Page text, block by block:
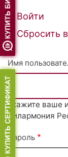
Primary
tabs
Войти
Сбросить
Имя
Укажите ваше
филармония
Пароль